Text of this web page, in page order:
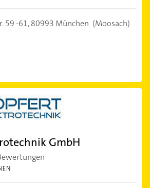
59 -61,80993 München (Moosach)
GmbH